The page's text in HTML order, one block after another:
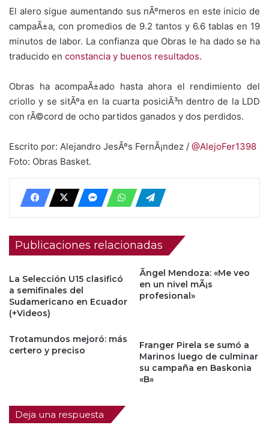
El alero sigue aumentando sus nÃºmeros en este inicio de
campaÃ±a, con promedios de 9.2 tantos y 6.6 tablas en 19
minutos de labor. La confianza que Obras le ha dado se ha
traducido en constancia y buenos resultados.
Obras ha acompaÃ±ado hasta ahora el rendimiento del
criollo y se sitÃºa en la cuarta posiciÃ³n dentro de la LDD
con rÃ©cord de ocho partidos ganados y dos perdidos.
Escrito por: Alejandro JesÃºs FernÃ¡ndez / @AlejoFer1398
Foto: Obras Basket.
Publicaciones relacionadas
La Selección U15 clasificó
a semifinales del
Sudamericano en Ecuador
(+Videos)
Ãngel Mendoza: «Me veo
en un nivel mÃ¡s
profesional»
Trotamundos mejoró: más
certero y preciso
Franger Pirela se sumó a
Marinos luego de culminar
su campaña en Baskonia
«B»
Deja una respuesta